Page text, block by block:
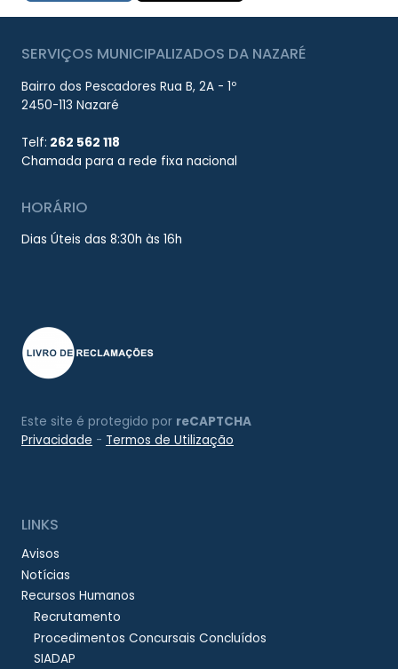
SERVIÇOS MUNICIPALIZADOS DA NAZARÉ
Bairro dos Pescadores Rua B, 2A - 1º
2450-113 Nazaré
Telf: 262 562 118
Chamada para a rede fixa nacional
HORÁRIO
Dias Úteis das 8:30h às 16h
Este site é protegido por reCAPTCHA
Privacidade - Termos de Utilização
LINKS
Avisos
Notícias
Recursos Humanos
Recrutamento
Procedimentos Concursais Concluídos
SIADAP